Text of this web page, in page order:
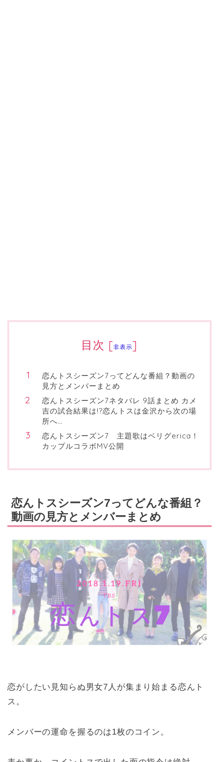
目次 [非表示]
恋んトスシーズン7ってどんな番組？動画の
見方とメンバーまとめ
恋んトスシーズン7ネタバレ 9話まとめ カメ
吉の試合結果は!?恋んトスは金沢から次の場
所へ…
恋んトスシーズン7 主題歌はベリグerica！
カップルコラボMV公開
恋んトスシーズン7ってどんな番組？
動画の見方とメンバーまとめ
恋がしたい見知らぬ男女7人が集まり始まる恋んト
ス。
メンバーの運命を握るのは1枚のコイン。